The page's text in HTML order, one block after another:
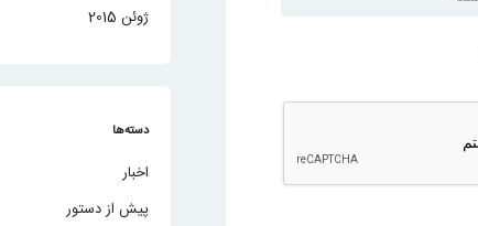
ژوئن 2015
دسته‌ها
اخبار
پیش از دستور